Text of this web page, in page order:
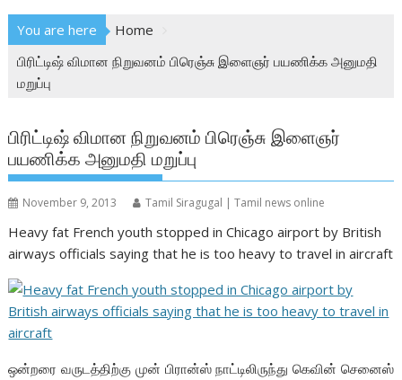
You are here
Home
பிரிட்டிஷ் விமான நிறுவனம் பிரெஞ்சு இளைஞர் பயணிக்க அனுமதி
மறுப்பு
பிரிட்டிஷ் விமான நிறுவனம் பிரெஞ்சு இளைஞர்
பயணிக்க அனுமதி மறுப்பு
November 9, 2013 Tamil Siragugal | Tamil news online
Heavy fat French youth stopped in Chicago airport by British
airways officials saying that he is too heavy to travel in aircraft
ஒன்றரை வருடத்திற்கு முன் பிரான்ஸ் நாட்டிலிருந்து கெவின் செனைஸ்